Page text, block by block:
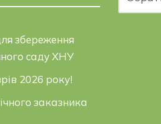
збереження
саду ХНУ
2026 року!
заказника